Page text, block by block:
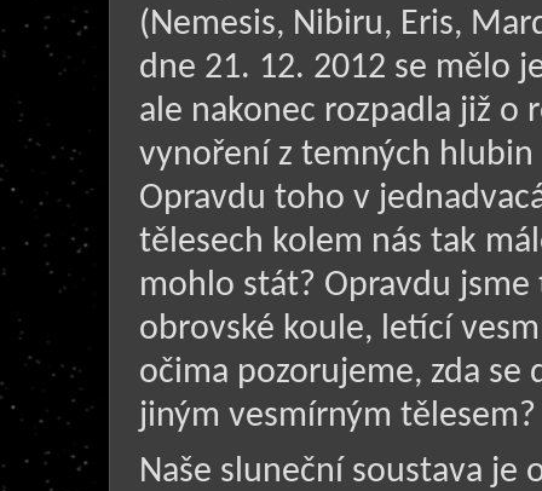
(Nemesis, Nibiru, Eris,
dne 21. 12. 2012 se mělo
ale nakonec rozpadla již o
vynoření z temných
Opravdu toho v
tělesech kolem nás tak
mohlo stát? Opravdu
obrovské koule, letící
očima pozorujeme, zda se
jiným vesmírným tělesem?
Naše sluneční soustava je